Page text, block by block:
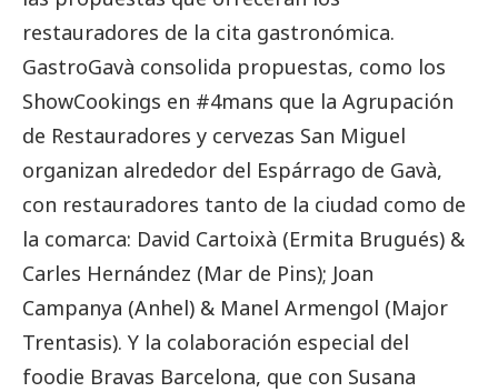
restauradores de la cita gastronómica.
GastroGavà consolida propuestas, como los
ShowCookings en #4mans que la Agrupación
de Restauradores y cervezas San Miguel
organizan alrededor del Espárrago de Gavà,
con restauradores tanto de la ciudad como de
la comarca: David Cartoixà (Ermita Brugués) &
Carles Hernández (Mar de Pins); Joan
Campanya (Anhel) & Manel Armengol (Major
Trentasis). Y la colaboración especial del
foodie Bravas Barcelona, ​​que con Susana